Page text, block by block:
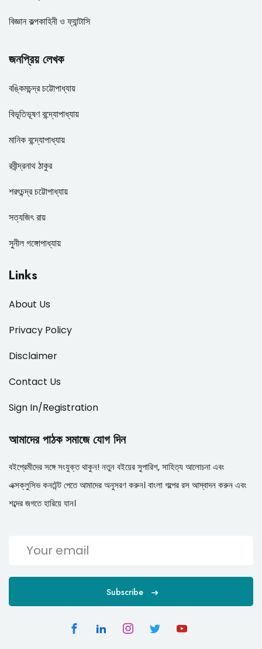
বিজ্ঞান কল্পকাহিনী ও ফ্যান্টাসি
জনপ্রিয় লেখক
বঙ্কিমচন্দ্র চট্টোপাধ্যায়
বিভূতিভূষণ বন্দ্যোপাধ্যায়
মানিক বন্দ্যোপাধ্যায়
রবীন্দ্রনাথ ঠাকুর
শরৎচন্দ্র চট্টোপাধ্যায়
সত্যজিৎ রায়
সুনীল গঙ্গোপাধ্যায়
Links
About Us
Privacy Policy
Disclaimer
Contact Us
Sign In/Registration
আমাদের পাঠক সমাজে যোগ দিন
বইপ্রেমীদের সঙ্গে সংযুক্ত থাকুন! নতুন বইয়ের সুপারিশ, সাহিত্য আলোচনা এবং
এক্সক্লুসিভ কনটেন্ট পেতে আমাদের অনুসরণ করুন। বাংলা গল্পের রস আস্বাদন করুন এবং
শব্দের জগতে হারিয়ে যান।
Subscribe